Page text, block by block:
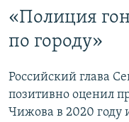
«Полиция
по городу»
Российский глава
позитивно оценил
Чижова в 2020 году